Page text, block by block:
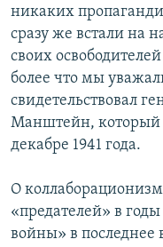
никаких
сразу же встали на
своих
более что мы
свидетельствовал
Манштейн, который
декабре 1941 года.
О
«предателей» в
войны» в